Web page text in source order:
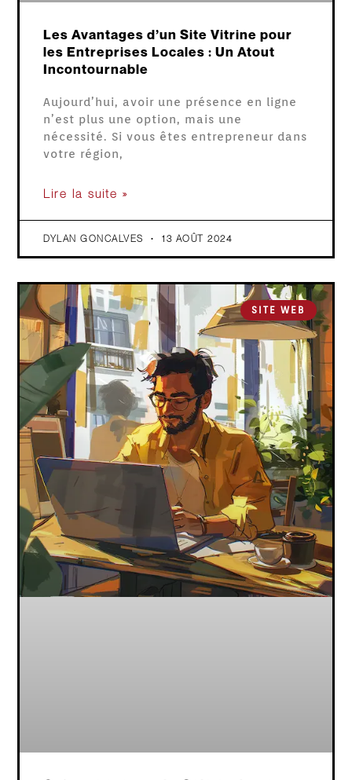
Les Avantages d’un Site Vitrine pour
les Entreprises Locales : Un Atout
Incontournable
Aujourd’hui, avoir une présence en ligne
n’est plus une option, mais une
nécessité. Si vous êtes entrepreneur dans
votre région,
Lire la suite »
DYLAN GONCALVES 13 AOÛT 2024
SITE WEB